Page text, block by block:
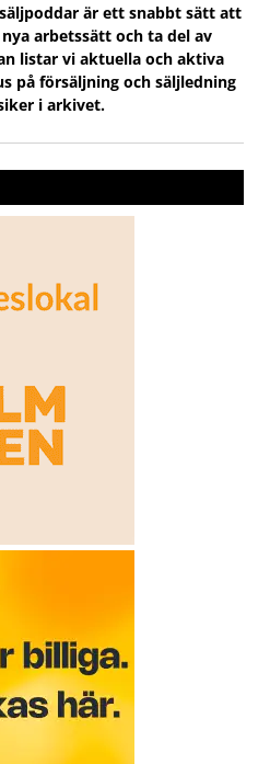
är ett snabbt sätt att
arbetssätt och ta del av
listar vi aktuella och aktiva
på försäljning och säljledning
i arkivet.